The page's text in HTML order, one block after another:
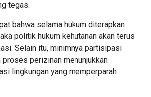
tegas.
bahwa selama hukum diterapkan
politik hukum kehutanan akan terus
Selain itu, minimnya partisipasi
proses perizinan menunjukkan
lingkungan yang memperparah